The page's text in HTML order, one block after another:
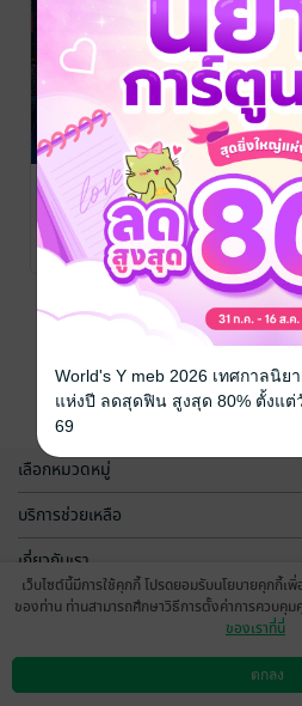
สามีข้าต้องได้
เป็นจักรพรรดิ
ALASHAN
นิยายรักจีนโบราณ
No Rating
ฟังนะคน
ดี...สามีเธอชื่
เสือ
ALASHAN
นิยายรัก
1 Rating
เลือกหมวดหมู่
บริการช่วยเหลือ
เกี่ยวกับเรา
กลุ่มธุรกิจในเครือ
ดาวน์โหลดแอป
เว็บไซต์นี้มีการใช้คุกกี้ โปรดยอมรับนโยบายคุกกี้เ
ของท่าน ท่านสามารถศึกษาวิธีการตั้งค่าการควบคุ
ของเราที่นี่
ตกลง
World's Y meb 2026 เทศกาลนิ
แห่งปี ลดสุดฟิน สูงสุด 80% ตั้งแต่
69